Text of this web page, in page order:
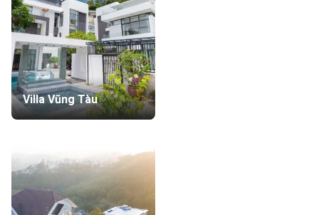
Villa Vũng Tàu